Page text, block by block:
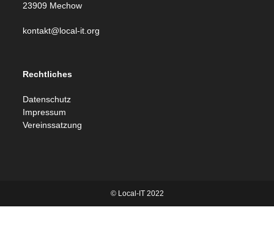
23909 Mechow
kontakt@local-it.org
Rechtliches
Datenschutz
Impressum
Vereinssatzung
© Local-IT 2022